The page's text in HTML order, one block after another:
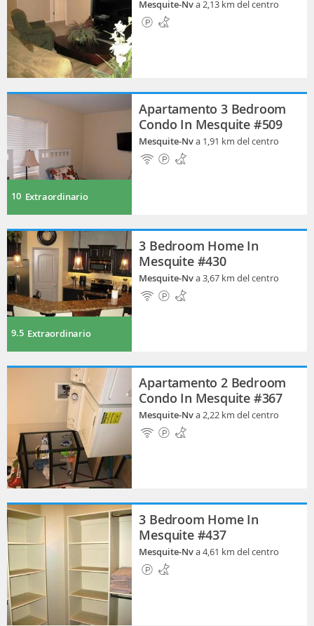
Mesquite-Nva 2,13 km del centro
10 Extraordinario
Apartamento 3 Bedroom
Condo In Mesquite #509
Mesquite-Nva 1,91 km del centro
9.5 Extraordinario
3 Bedroom Home In
Mesquite #430
Mesquite-Nva 3,67 km del centro
Apartamento 2 Bedroom
Condo In Mesquite #367
Mesquite-Nva 2,22 km del centro
3 Bedroom Home In
Mesquite #437
Mesquite-Nva 4,61 km del centro